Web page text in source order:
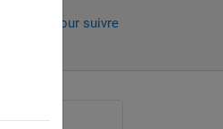
vous pour suivre